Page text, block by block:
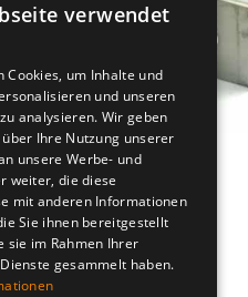
SWEDISH
DEUTSCH
verwendet
Cookies, um Inhalte und
und unseren
analysieren. Wir geben
Ihre Nutzung unserer
unsere Werbe- und
weiter, die diese
mit anderen Informationen
Sie ihnen bereitgestellt
sie im Rahmen Ihrer
gesammelt haben.